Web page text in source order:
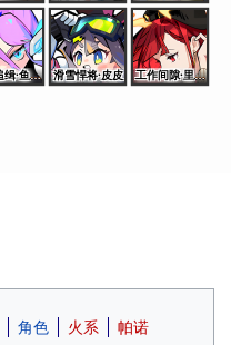
极速追缉·鱼龙王 滑雪悍将·皮皮 工作间隙·里奥斯
角色 火系
帕诺